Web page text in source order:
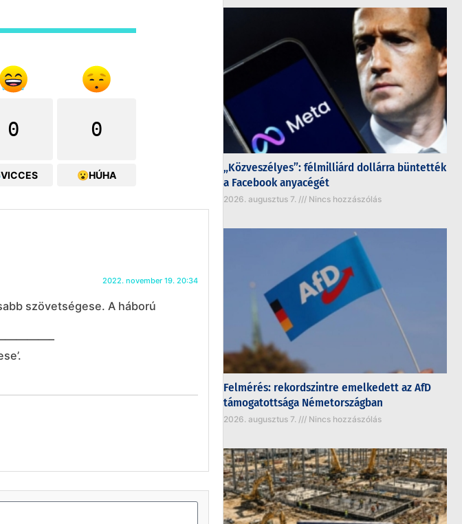
0 0
😮HÚHA
2022. november 19. 20:34
szövetségese. A háború
„Közveszélyes”: félmilliárd dollárra büntették
a Facebook anyacégét
2026. augusztus 7. Nincs hozzászólás
Felmérés: rekordszintre emelkedett az AfD
támogatottsága Németországban
2026. augusztus 7. Nincs hozzászólás